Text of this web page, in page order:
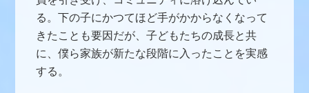
る。下の子にかつてほど手がかからなくなって
きたことも要因だが、子どもたちの成長と共
に、僕ら家族が新たな段階に入ったことを実感
する。